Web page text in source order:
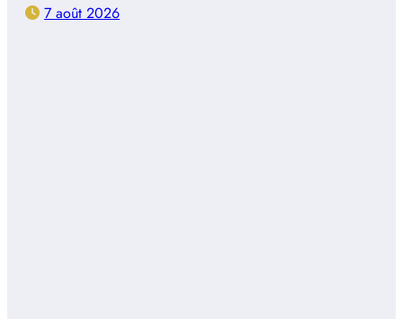
7 août 2026